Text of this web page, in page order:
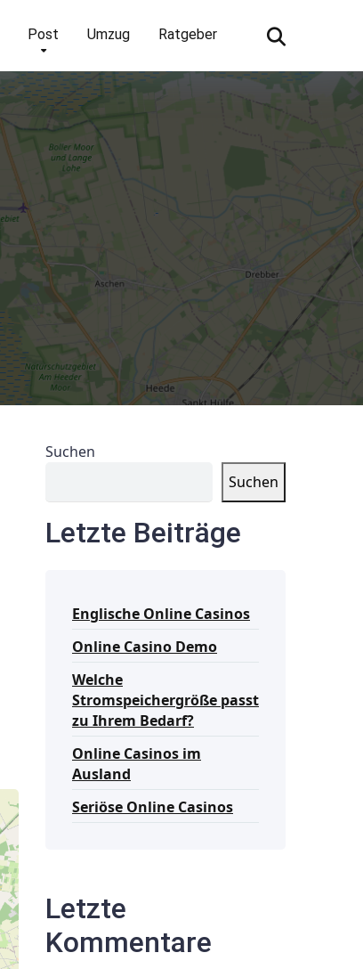
Post Umzug Ratgeber
Suchen
Suchen
Letzte Beiträge
Englische Online Casinos
Online Casino Demo
Welche
Stromspeichergröße passt
zu Ihrem Bedarf?
Online Casinos im
Ausland
Seriöse Online Casinos
Letzte
Kommentare